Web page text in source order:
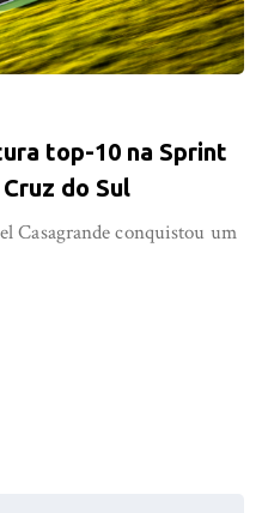
top-10 na Sprint
do Sul
Casagrande conquistou um